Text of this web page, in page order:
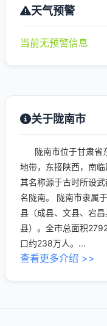
天气预警
当前无预警信息
关于陇南市
陇南市位于甘肃省
地带，东接陕西，南临
其名称源于古时所设
名陇南。 陇南市隶属
县（成县、文县、宕
县）。全市总面积
口约238万人。...
查看更多介绍 >>